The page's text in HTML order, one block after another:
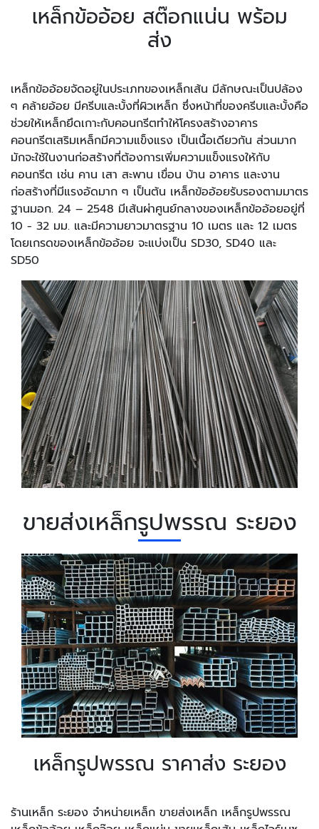
เหล็กข้ออ้อย สต๊อกแน่น พร้อม
ส่ง
เหล็กข้ออ้อยจัดอยู่ในประเภทของเหล็กเส้น มีลักษณะเป็นปล้อง
ๆ คล้ายอ้อย มีครีบและบั้งที่ผิวเหล็ก ซึ่งหน้าที่ของครีบและบั้งคือ
ช่วยให้เหล็กยึดเกาะกับคอนกรีตทำให้โครงสร้างอาคาร
คอนกรีตเสริมเหล็กมีความแข็งแรง เป็นเนื้อเดียวกัน ส่วนมาก
มักจะใช้ในงานก่อสร้างที่ต้องการเพิ่มความแข็งแรงให้กับ
คอนกรีต เช่น คาน เสา สะพาน เขื่อน บ้าน อาคาร และงาน
ก่อสร้างที่มีแรงอัดมาก ๆ เป็นต้น เหล็กข้ออ้อยรับรองตามมาตร
ฐานมอก. 24 – 2548 มีเส้นผ่าศูนย์กลางของเหล็กข้ออ้อยอยู่ที่
10 - 32 มม. และมีความยาวมาตรฐาน 10 เมตร และ 12 เมตร
โดยเกรดของเหล็กข้ออ้อย จะแบ่งเป็น SD30, SD40 และ
SD50
ขายส่งเหล็กรูปพรรณ ระยอง
เหล็กรูปพรรณ ราคาส่ง ระยอง
ร้านเหล็ก ระยอง จำหน่ายเหล็ก ขายส่งเหล็ก เหล็กรูปพรรณ